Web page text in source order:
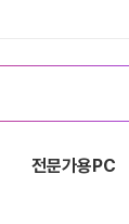
전문가용PC